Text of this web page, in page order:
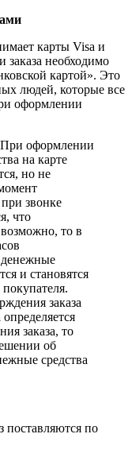
карты Visa и
необходимо
картой». Это
людей, которые все
оформлении
При оформлении
на карте
но не
звонке
что
то в
денежные
и становятся
заказа
заказа, то
об
средства
поставляются по